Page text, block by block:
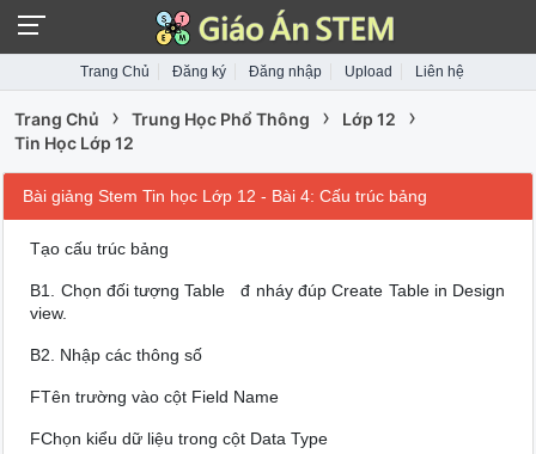
Trang Chủ Đăng ký Đăng nhập Upload Liên hệ
Trang Chủ › Trung Học Phổ Thông › Lớp 12 ›
Tin Học Lớp 12
Bài giảng Stem Tin học Lớp 12 - Bài 4: Cấu trúc bảng
Tạo cấu trúc bảng
B1. Chọn đối tượng Table đ nháy đúp Create Table in Design
view.
B2. Nhập các thông số
FTên trường vào cột Field Name
FChọn kiểu dữ liệu trong cột Data Type